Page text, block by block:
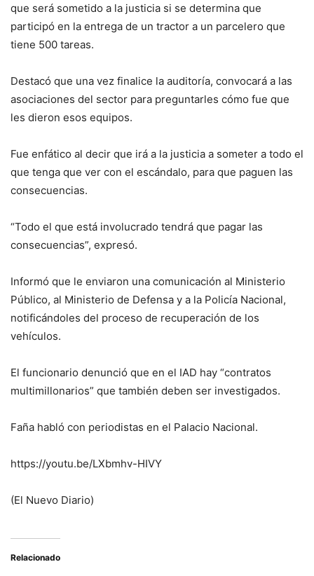
que será sometido a la justicia si se determina que
participó en la entrega de un tractor a un parcelero que
tiene 500 tareas.
Destacó que una vez finalice la auditoría, convocará a las
asociaciones del sector para preguntarles cómo fue que
les dieron esos equipos.
Fue enfático al decir que irá a la justicia a someter a todo el
que tenga que ver con el escándalo, para que paguen las
consecuencias.
“Todo el que está involucrado tendrá que pagar las
consecuencias”, expresó.
Informó que le enviaron una comunicación al Ministerio
Público, al Ministerio de Defensa y a la Policía Nacional,
notificándoles del proceso de recuperación de los
vehículos.
El funcionario denunció que en el IAD hay “contratos
multimillonarios” que también deben ser investigados.
Faña habló con periodistas en el Palacio Nacional.
https://youtu.be/LXbmhv-HIVY
(El Nuevo Diario)
Relacionado